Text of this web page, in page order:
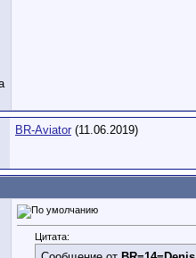
BR-Aviator (11.06.2019)
Цитата: